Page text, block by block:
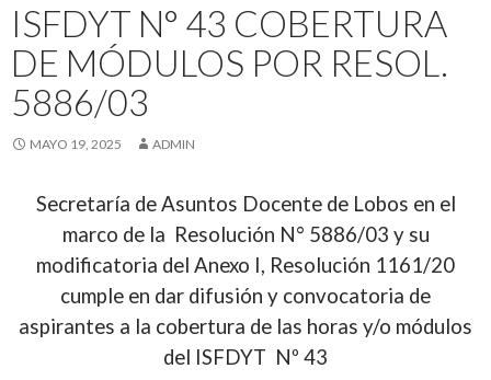
ISFDYT N° 43 COBERTURA
DE MÓDULOS POR RESOL.
5886/03
MAYO 19, 2025 ADMIN
Secretaría de Asuntos Docente de Lobos en el
marco de la Resolución N° 5886/03 y su
modificatoria del Anexo I, Resolución 1161/20
cumple en dar difusión y convocatoria de
aspirantes a la cobertura de las horas y/o módulos
del ISFDYT Nº 43